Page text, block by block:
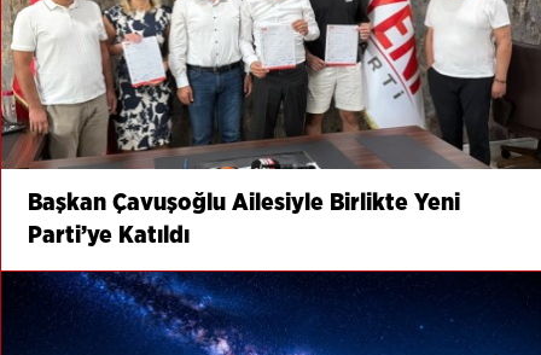
Başkan Çavuşoğlu Ailesiyle Birlikte Yeni
Parti’ye Katıldı